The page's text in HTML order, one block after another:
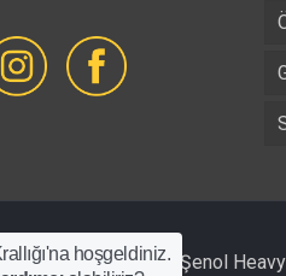
© 1988 - 2026 Şenol
hoşgeldiniz.